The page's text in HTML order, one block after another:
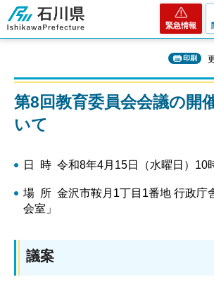
石川県
緊急情報
印刷
第8回教育委員会会議の開
いて
日 時 令和8年4月15日（水曜日）10
場 所 金沢市鞍月1丁目1番地 行政庁
会室」
議案